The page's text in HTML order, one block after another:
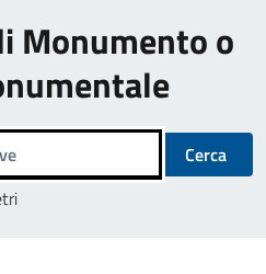
Monumento o
Cerca